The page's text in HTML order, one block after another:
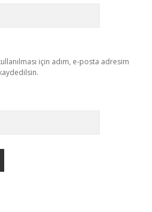
için adım, e-posta adresim